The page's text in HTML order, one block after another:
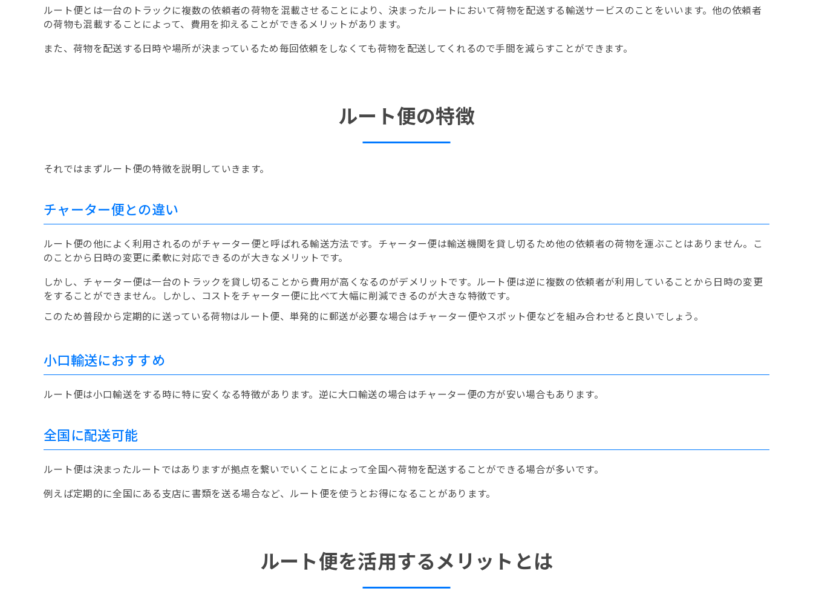
ルート便とは一台のトラックに複数の依頼者の荷物を混載させることにより、決まったルートにおいて荷物を配送する輸送サービスのことをいいます。他の依頼者
の荷物も混載することによって、費用を抑えることができるメリットがあります。
また、荷物を配送する日時や場所が決まっているため毎回依頼をしなくても荷物を配送してくれるので手間を減らすことができます。
ルート便の特徴
それではまずルート便の特徴を説明していきます。
チャーター便との違い
ルート便の他によく利用されるのがチャーター便と呼ばれる輸送方法です。チャーター便は輸送機関を貸し切るため他の依頼者の荷物を運ぶことはありません。こ
のことから日時の変更に柔軟に対応できるのが大きなメリットです。
しかし、チャーター便は一台のトラックを貸し切ることから費用が高くなるのがデメリットです。ルート便は逆に複数の依頼者が利用していることから日時の変更
をすることができません。しかし、コストをチャーター便に比べて大幅に削減できるのが大きな特徴です。
このため普段から定期的に送っている荷物はルート便、単発的に郵送が必要な場合はチャーター便やスポット便などを組み合わせると良いでしょう。
小口輸送におすすめ
ルート便は小口輸送をする時に特に安くなる特徴があります。逆に大口輸送の場合はチャーター便の方が安い場合もあります。
全国に配送可能
ルート便は決まったルートではありますが拠点を繋いでいくことによって全国へ荷物を配送することができる場合が多いです。
例えば定期的に全国にある支店に書類を送る場合など、ルート便を使うとお得になることがあります。
ルート便を活用するメリットとは